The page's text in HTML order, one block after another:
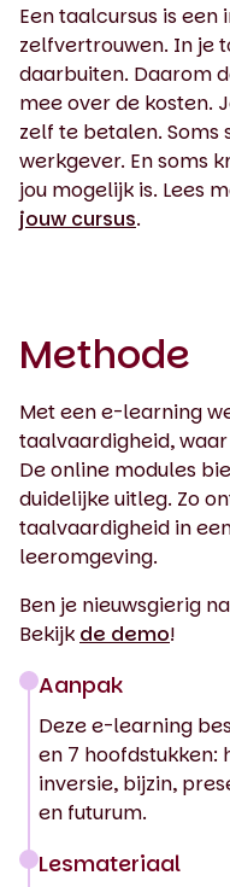
Een taalcursus is
zelfvertrouwen. In je
daarbuiten. Daarom
mee over de kosten.
zelf te betalen. Soms
werkgever. En soms
jou mogelijk is. Lees
jouw cursus.
Methode
Met een e-learning
taalvaardigheid,
De online modules
duidelijke uitleg. Zo
taalvaardigheid in
leeromgeving.
Ben je nieuwsgierig
Bekijk de demo!
Aanpak
Deze e-learning
en 7 hoofdstukken:
inversie, bijzin,
en futurum.
Lesmateriaal